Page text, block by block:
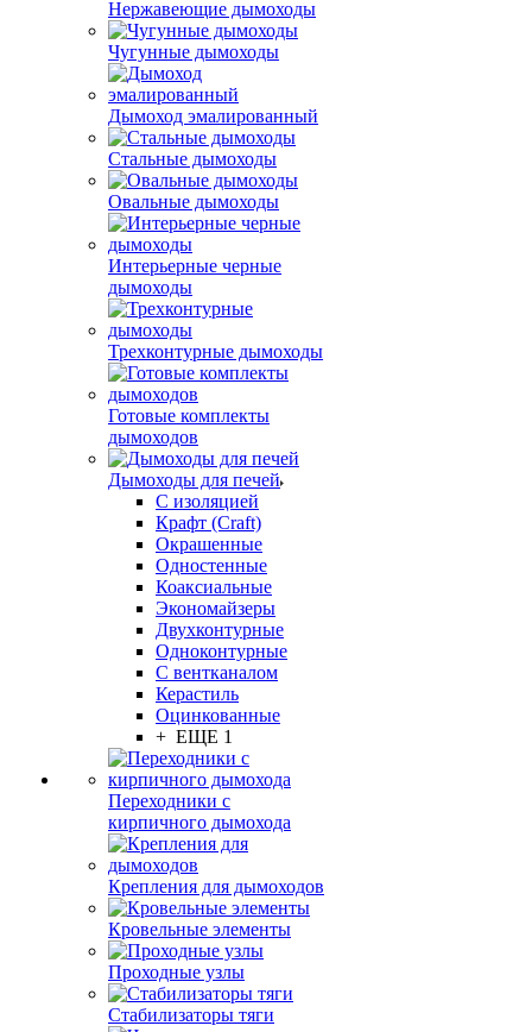
Нержавеющие дымоходы
Чугунные дымоходы
Дымоход эмалированный
Стальные дымоходы
Овальные дымоходы
Интерьерные черные
дымоходы
Трехконтурные дымоходы
Готовые комплекты
дымоходов
Дымоходы для печей
С изоляцией
Крафт (Craft)
Окрашенные
Одностенные
Коаксиальные
Экономайзеры
Двухконтурные
Одноконтурные
С вентканалом
Керастиль
Оцинкованные
+ ЕЩЕ 1
Переходники с
кирпичного дымохода
Крепления для дымоходов
Кровельные элементы
Проходные узлы
Стабилизаторы тяги